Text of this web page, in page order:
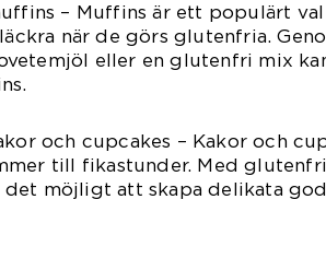
– Muffins är ett populärt
när de görs glutenfria.
eller en glutenfri mix
och cupcakes – Kakor och
till fikastunder. Med
möjligt att skapa delikata